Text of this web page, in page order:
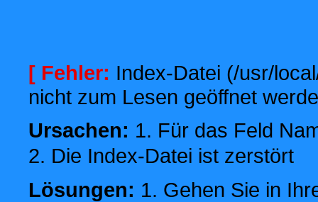
[ Fehler: Index-Datei (/usr/
nicht zum Lesen geöffnet
Ursachen: 1. Für das Feld
2. Die Index-Datei ist zerstört
Lösungen: 1. Gehen Sie in